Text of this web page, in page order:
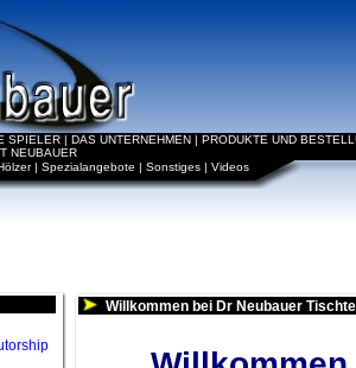
SPIELER | DAS UNTERNEHMEN | PRODUKTE UND
NEUBAUER
| Spezialangebote | Sonstiges | Videos
Willkommen bei Dr Neubauer